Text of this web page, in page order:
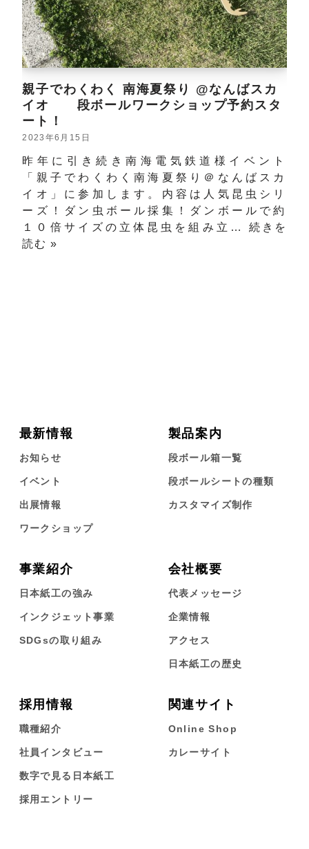
親子でわくわく 南海夏祭り @なんばスカ
イオ 段ボールワークショップ予約スタ
ート！
2023年6月15日
昨年に引き続き南海電気鉄道様イベント
「親子でわくわく南海夏祭り＠なんばスカ
イオ」に参加します。内容は人気昆虫シリ
ーズ！ダン虫ボール採集！ダンボールで約
１０倍サイズの立体昆虫を組み立…続きを
読む »
最新情報
お知らせ
イベント
出展情報
ワークショップ
製品案内
段ボール箱一覧
段ボールシートの種類
カスタマイズ制作
事業紹介
日本紙工の強み
インクジェット事業
SDGsの取り組み
会社概要
代表メッセージ
企業情報
アクセス
日本紙工の歴史
採用情報
職種紹介
社員インタビュー
数字で見る日本紙工
採用エントリー
関連サイト
Online Shop
カレーサイト